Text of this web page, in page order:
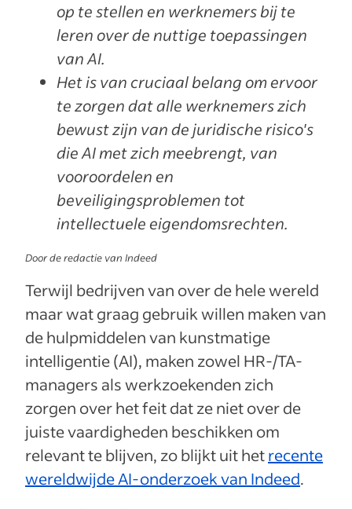
op te stellen en werknemers bij te
leren over de nuttige toepassingen
van AI.
Het is van cruciaal belang om ervoor
te zorgen dat alle werknemers zich
bewust zijn van de juridische risico's
die AI met zich meebrengt, van
vooroordelen en
beveiligingsproblemen tot
intellectuele eigendomsrechten.
Door de redactie van Indeed
Terwijl bedrijven van over de hele wereld
maar wat graag gebruik willen maken van
de hulpmiddelen van kunstmatige
intelligentie (AI), maken zowel HR-/TA-
managers als werkzoekenden zich
zorgen over het feit dat ze niet over de
juiste vaardigheden beschikken om
relevant te blijven, zo blijkt uit hetrecente
wereldwijde AI-onderzoek van Indeed.